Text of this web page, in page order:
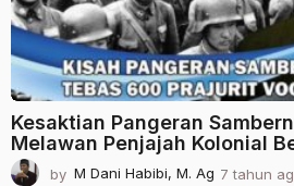
Kesaktian Pangeran
Melawan Penjajah Kolonial
by M Dani Habibi, M. Ag 7 tahun